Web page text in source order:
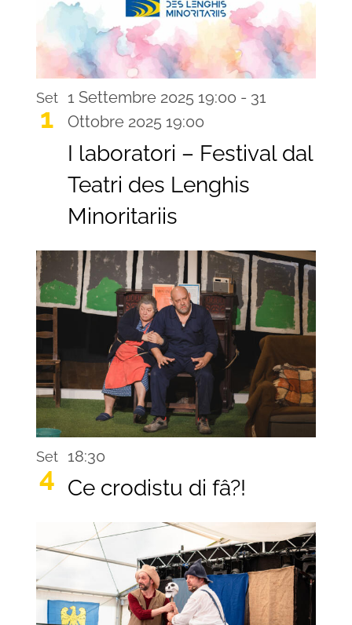
Set
1
1 Settembre 2025 19:00 - 31
Ottobre 2025 19:00
I laboratori – Festival dal
Teatri des Lenghis
Minoritariis
Set
4
18:30
Ce crodistu di fâ?!